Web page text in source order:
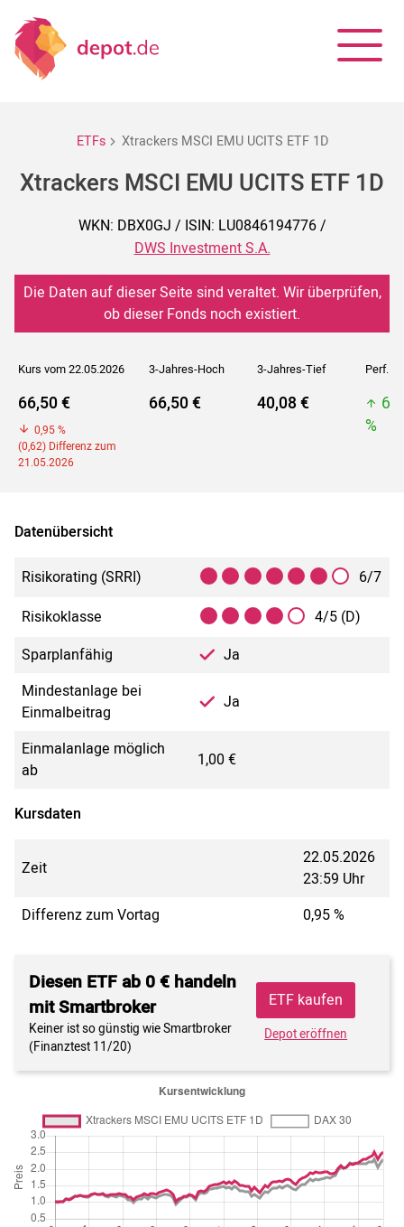
ETFs Xtrackers MSCI EMU UCITS ETF 1D
Xtrackers MSCI EMU UCITS ETF 1D
WKN: DBX0GJ / ISIN: LU0846194776 /
DWS Investment S.A.
Die Daten auf dieser Seite sind veraltet. Wir überprüfen,
ob dieser Fonds noch existiert.
Kurs vom 22.05.2026 3-Jahres-Hoch 3-Jahres-Tief Perf. 5J
66,50 €
0,95 %
(0,62) Differenz zum
21.05.2026
66,50 € 40,08 €
%
Datenübersicht
Risikorating (SRRI)
6/7
Risikoklasse
4/5 (D)
Sparplanfähig
Ja
Mindestanlage bei
Einmalbeitrag
Ja
Einmalanlage möglich
ab
1,00 €
Kursdaten
Zeit
22.05.2026
23:59 Uhr
Differenz zum Vortag
0,95 %
Diesen ETF ab 0 € handeln
mit Smartbroker
Keiner ist so günstig wie Smartbroker
(Finanztest 11/20)
ETF kaufen
Depot eröffnen